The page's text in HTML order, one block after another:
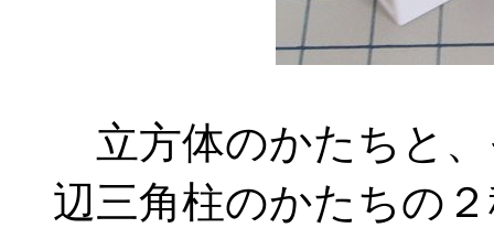
立方体のかたちと
辺三角柱のかたちの